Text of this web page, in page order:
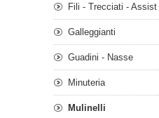
Fili - Trecciati - Assist
Galleggianti
Guadini - Nasse
Minuteria
Mulinelli